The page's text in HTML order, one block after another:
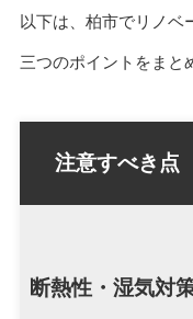
以下は、柏市でリノベ
三つのポイントをまと
注意すべき点
断熱性・湿気対